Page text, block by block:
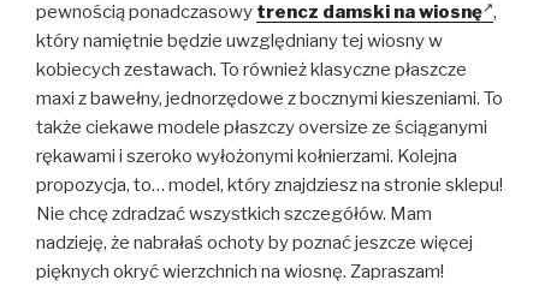
pewnością ponadczasowy trencz damski na wiosnę ,
który namiętnie będzie uwzględniany tej wiosny w
kobiecych zestawach. To również klasyczne płaszcze
maxi z bawełny, jednorzędowe z bocznymi kieszeniami. To
także ciekawe modele płaszczy oversize ze ściąganymi
rękawami i szeroko wyłożonymi kołnierzami. Kolejna
propozycja, to… model, który znajdziesz na stronie sklepu!
Nie chcę zdradzać wszystkich szczegółów. Mam
nadzieję, że nabrałaś ochoty by poznać jeszcze więcej
pięknych okryć wierzchnich na wiosnę. Zapraszam!